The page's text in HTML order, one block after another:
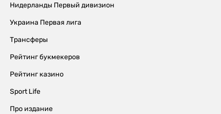
Нидерланды Первый дивизион
Украина Первая лига
Трансферы
Рейтинг букмекеров
Рейтинг казино
Sport Life
Про издание